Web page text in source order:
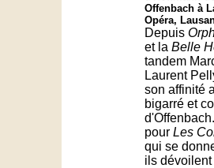
Offenbach à
Opéra,
Depuis
et la Belle
tandem
Laurent
son affinité
bigarré et
pour Les
qui se
ils